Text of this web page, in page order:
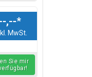
,--*
MwSt.
Sie mir